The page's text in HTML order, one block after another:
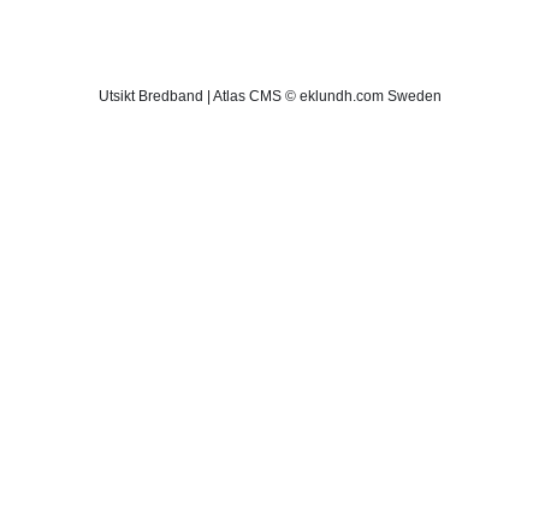
Utsikt Bredband | Atlas CMS © eklundh.com Sweden